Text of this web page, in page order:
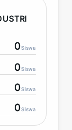
0Siswa
0Siswa
0Siswa
0Siswa